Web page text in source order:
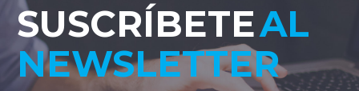
SUSCRÍBETEAL
NEWSLETTER